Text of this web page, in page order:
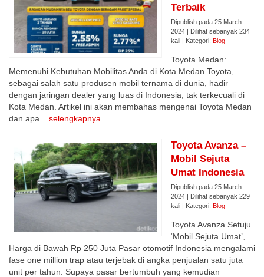
Terbaik
Dipublish pada 25 March
2024 | Dilihat sebanyak 234
kali | Kategori: Blog
Toyota Medan:
Memenuhi Kebutuhan Mobilitas Anda di Kota Medan Toyota,
sebagai salah satu produsen mobil ternama di dunia, hadir
dengan jaringan dealer yang luas di Indonesia, tak terkecuali di
Kota Medan. Artikel ini akan membahas mengenai Toyota Medan
dan apa... selengkapnya
Toyota Avanza –
Mobil Sejuta
Umat Indonesia
Dipublish pada 25 March
2024 | Dilihat sebanyak 229
kali | Kategori: Blog
Toyota Avanza Setuju
‘Mobil Sejuta Umat’,
Harga di Bawah Rp 250 Juta Pasar otomotif Indonesia mengalami
fase one million trap atau terjebak di angka penjualan satu juta
unit per tahun. Supaya pasar bertumbuh yang kemudian